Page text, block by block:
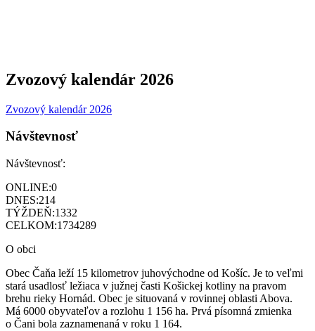
Zvozový kalendár 2026
Zvozový kalendár 2026
Návštevnosť
Návštevnosť:
ONLINE:0
DNES:214
TÝŽDEŇ:1332
CELKOM:1734289
O obci
Obec Čaňa leží 15 kilometrov juhovýchodne od Košíc. Je to veľmi
stará usadlosť ležiaca v južnej časti Košickej kotliny na pravom
brehu rieky Hornád. Obec je situovaná v rovinnej oblasti Abova.
Má 6000 obyvateľov a rozlohu 1 156 ha. Prvá písomná zmienka
o Čani bola zaznamenaná v roku 1 164.